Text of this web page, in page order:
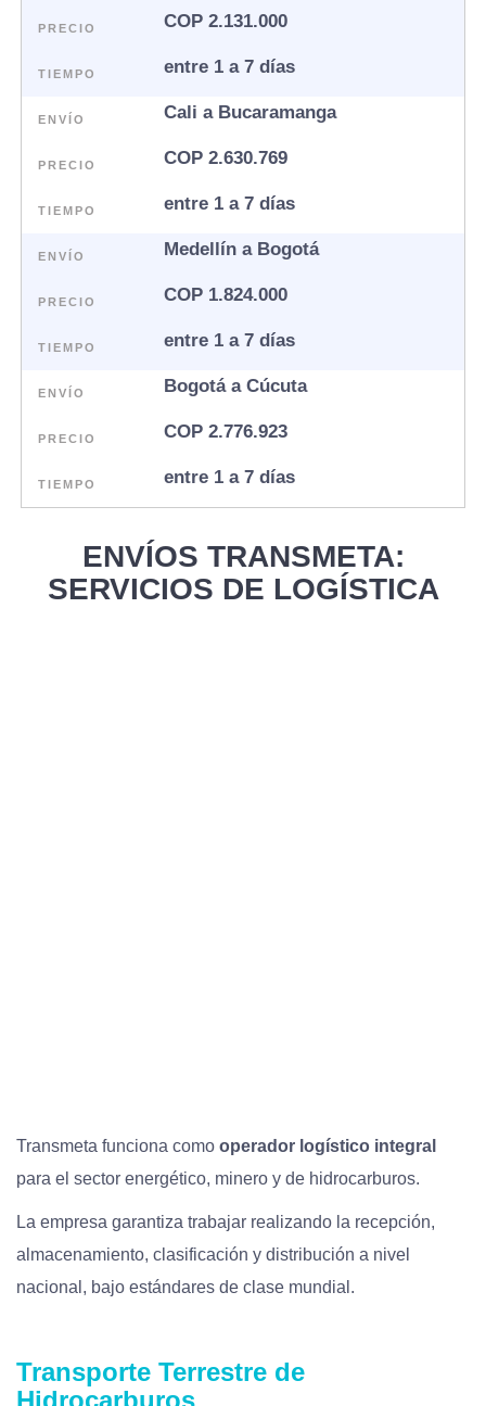
PRECIO COP 2.131.000
TIEMPO entre 1 a 7 días
ENVÍO Cali a Bucaramanga
PRECIO COP 2.630.769
TIEMPO entre 1 a 7 días
ENVÍO Medellín a Bogotá
PRECIO COP 1.824.000
TIEMPO entre 1 a 7 días
ENVÍO Bogotá a Cúcuta
PRECIO COP 2.776.923
TIEMPO entre 1 a 7 días
ENVÍOS TRANSMETA:
SERVICIOS DE LOGÍSTICA
Transmeta funciona como operador logístico integral
para el sector energético, minero y de hidrocarburos.
La empresa garantiza trabajar realizando la recepción,
almacenamiento, clasificación y distribución a nivel
nacional, bajo estándares de clase mundial.
Transporte Terrestre de
Hidrocarburos